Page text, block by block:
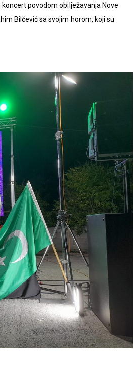
povodom obilježavanja Nove
Bilčević sa svojim horom, koji su